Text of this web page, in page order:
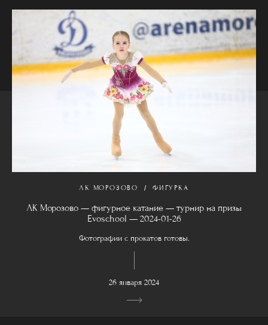
ЛК МОРОЗОВО ФИГУРКА
ЛК Морозово — фигурное катание — турнир на призы
Evoschool — 2024-01-26
Фотографии с прокатов готовы.
26 января 2024